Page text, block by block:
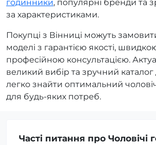
годинники, популярні бренди та
за характеристиками.
Покупці з Вінниці можуть
моделі з гарантією якості,
професійною консультацією.
великий вибір та зручний
легко знайти оптимальний
для будь-яких потреб.
Часті питання про Чоловічі